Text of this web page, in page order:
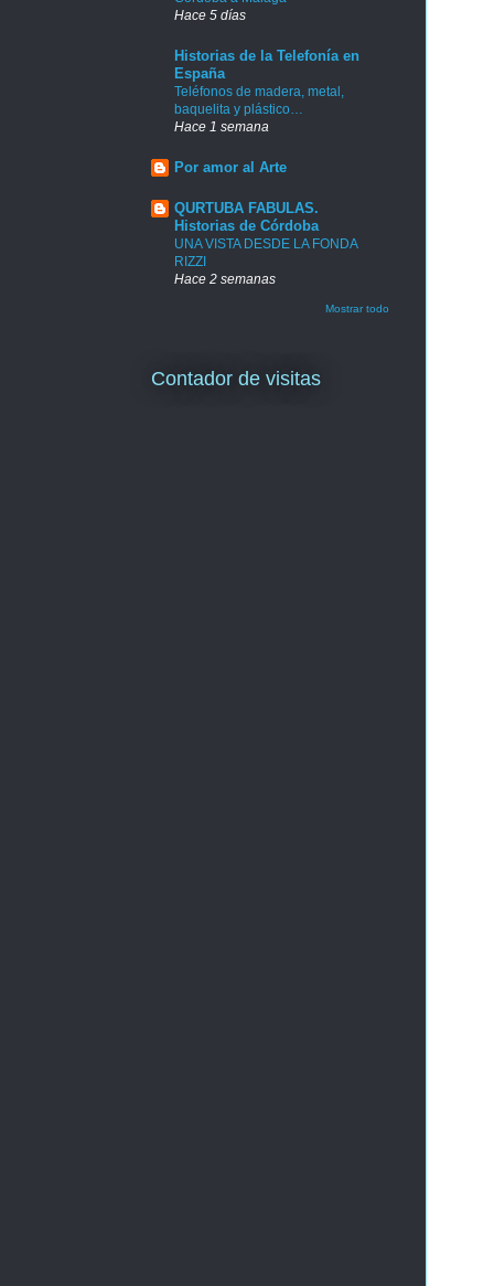
Hace 5 días
Historias de la Telefonía en
España
Teléfonos de madera, metal,
baquelita y plástico…
Hace 1 semana
Por amor al Arte
QURTUBA FABULAS.
Historias de Córdoba
UNA VISTA DESDE LA FONDA
RIZZI
Hace 2 semanas
Mostrar todo
Contador de visitas